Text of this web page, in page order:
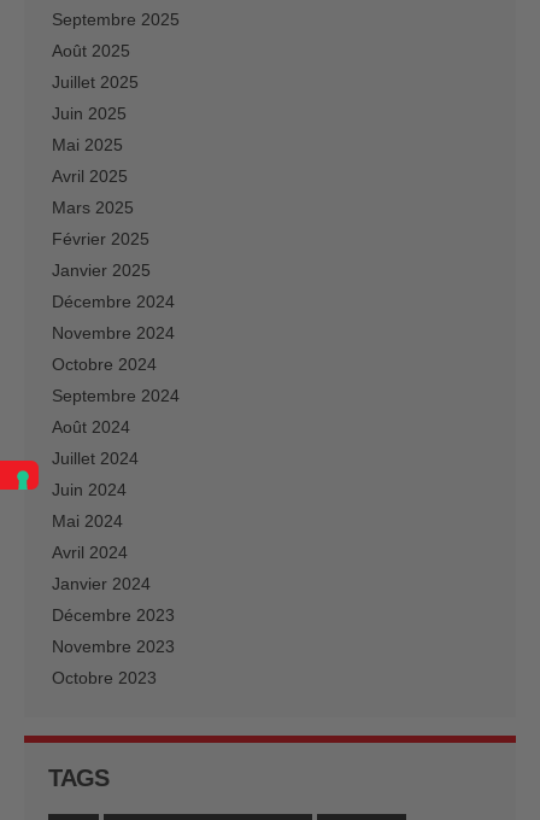
Septembre 2025
Août 2025
Juillet 2025
Juin 2025
Mai 2025
Avril 2025
Mars 2025
Février 2025
Janvier 2025
Décembre 2024
Novembre 2024
Octobre 2024
Septembre 2024
Août 2024
Juillet 2024
Juin 2024
Mai 2024
Avril 2024
Janvier 2024
Décembre 2023
Novembre 2023
Octobre 2023
TAGS